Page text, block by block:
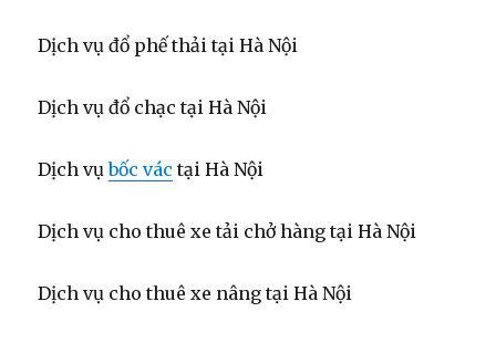
Dịch vụ đổ phế thải tại Hà Nội
Dịch vụ đổ chạc tại Hà Nội
Dịch vụbốc vác tại Hà Nội
Dịch vụ cho thuê xe tải chở hàng tại Hà Nội
Dịch vụ cho thuê xe nâng tại Hà Nội